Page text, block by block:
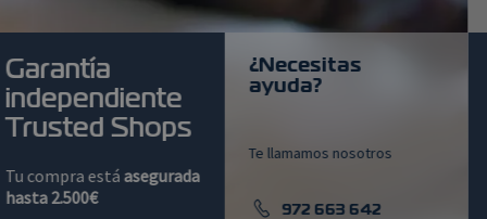
Garantía
independiente
Trusted Shops
Tu compra estáasegurada
hasta 2.500€
¿Necesitas
ayuda?
Te llamamos nosotros
972 663 642
Tensiómetros